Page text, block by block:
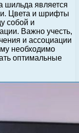
шильда является
Цвета и шрифты
собой и
Важно учесть,
и ассоциации
необходимо
оптимальные